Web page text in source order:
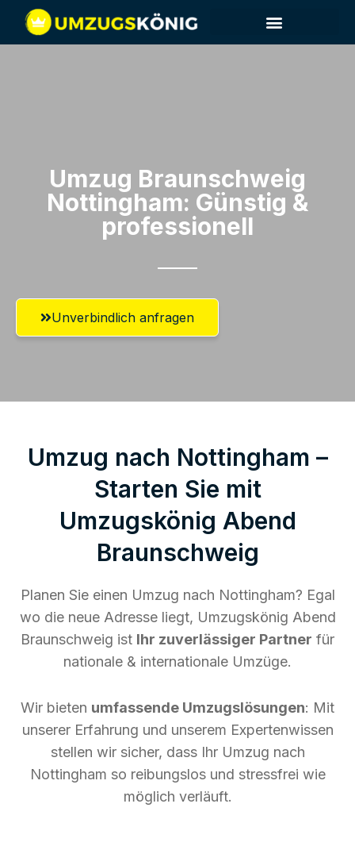
Umzug Braunschweig​
Nottingham: Günstig &
professionell​
Unverbindlich anfragen
Umzug nach Nottingham –
Starten Sie mit
Umzugskönig Abend
Braunschweig
Planen Sie einen Umzug nach Nottingham? Egal
wo die neue Adresse liegt, Umzugskönig Abend
Braunschweig ist Ihr zuverlässiger Partner für
nationale & internationale Umzüge.
Wir bieten umfassende Umzugslösungen: Mit
unserer Erfahrung und unserem Expertenwissen
stellen wir sicher, dass Ihr Umzug nach
Nottingham so reibungslos und stressfrei wie
möglich verläuft.